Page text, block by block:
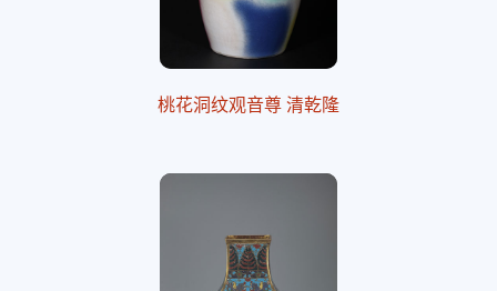
桃花洞纹观音尊 清乾隆